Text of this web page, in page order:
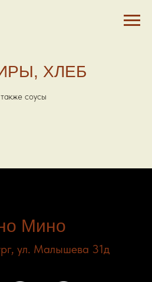
ХЛЕБ
соусы
Мино
ул. Малышева 31д